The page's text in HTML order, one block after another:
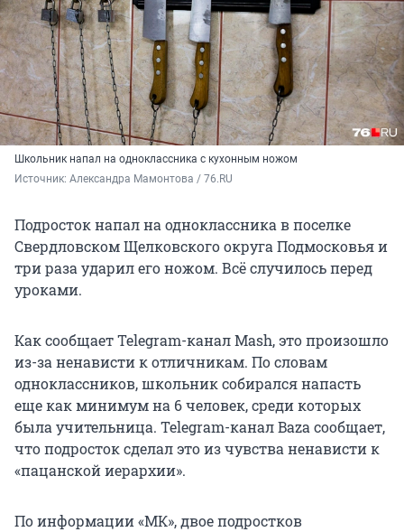
Школьник напал на одноклассника с кухонным ножом
Источник: Александра Мамонтова / 76.RU
Подросток напал на одноклассника в поселке
Свердловском Щелковского округа Подмосковья и
три раза ударил его ножом. Всё случилось перед
уроками.
Как сообщает Telegram-канал Mash, это произошло
из-за ненависти к отличникам. По словам
одноклассников, школьник собирался напасть
еще как минимум на 6 человек, среди которых
была учительница. Telegram-канал Baza сообщает,
что подросток сделал это из чувства ненависти к
«пацанской иерархии».
По информации «МК», двое подростков